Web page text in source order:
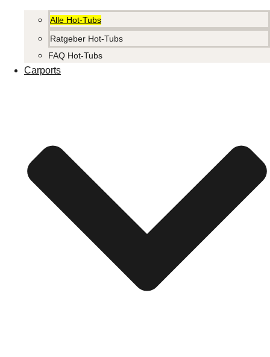
Alle Hot-Tubs
Ratgeber Hot-Tubs
FAQ Hot-Tubs
Carports